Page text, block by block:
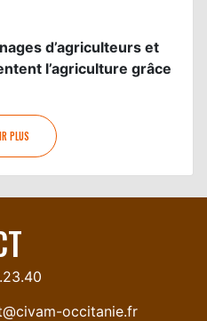
d’agriculteurs et
l’agriculture grâce
PLUS
occitanie.fr